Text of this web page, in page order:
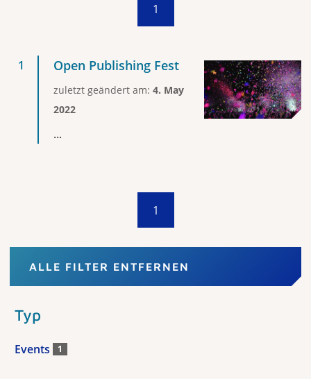
1
Open Publishing Fest
zuletzt geändert am: 4. May
2022
...
1
ALLE FILTER ENTFERNEN
Typ
Events 1